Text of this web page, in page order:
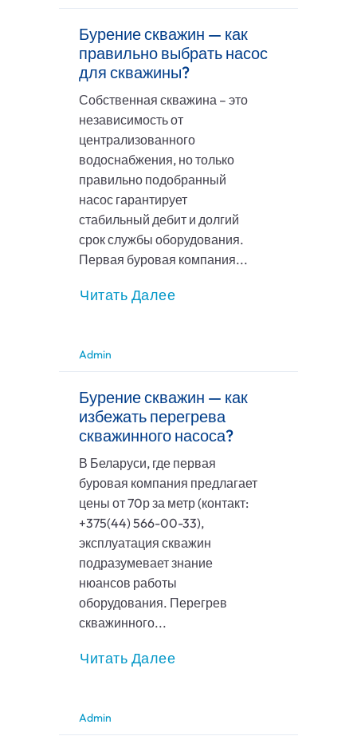
Бурение скважин — как
правильно выбрать насос
для скважины?
Собственная скважина – это
независимость от
централизованного
водоснабжения, но только
правильно подобранный
насос гарантирует
стабильный дебит и долгий
срок службы оборудования.
Первая буровая компания...
Читать Далее
Admin
Бурение скважин — как
избежать перегрева
скважинного насоса?
В Беларуси, где первая
буровая компания предлагает
цены от 70р за метр (контакт:
+375(44) 566-00-33),
эксплуатация скважин
подразумевает знание
нюансов работы
оборудования. Перегрев
скважинного...
Читать Далее
Admin